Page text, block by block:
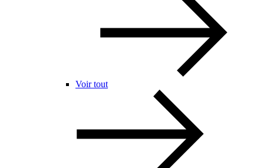
Voir tout